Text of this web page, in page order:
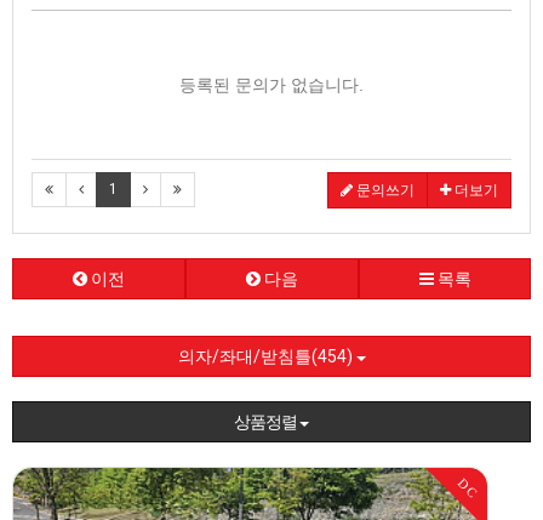
등록된 문의가 없습니다.
1 문의쓰기 더보기
이전 다음 목록
의자/좌대/받침틀(454)
상품정렬
DC